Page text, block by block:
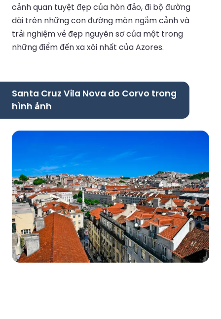
cảnh quan tuyệt đẹp của hòn đảo, đi bộ đường
dài trên những con đường mòn ngắm cảnh và
trải nghiệm vẻ đẹp nguyên sơ của một trong
những điểm đến xa xôi nhất của Azores.
Santa Cruz Vila Nova do Corvo trong
hình ảnh